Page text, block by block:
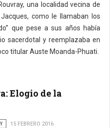
una localidad vecina de
como le llamaban los
que pese a sus años había
sacerdotal y reemplazaba en
titular Auste Moanda-Phuati.
Elogio de la
15 FEBRERO 2016